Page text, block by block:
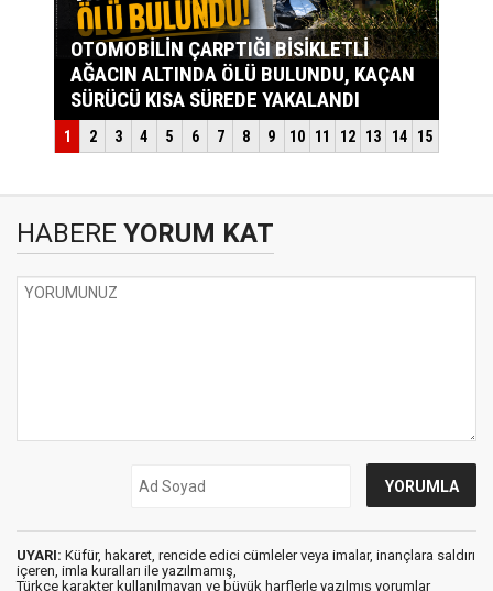
HABERE YORUM KAT
UYARI: Küfür, hakaret, rencide edici cümleler veya imalar, inançlara saldırı
içeren, imla kuralları ile yazılmamış,
Türkçe karakter kullanılmayan ve büyük harflerle yazılmış yorumlar